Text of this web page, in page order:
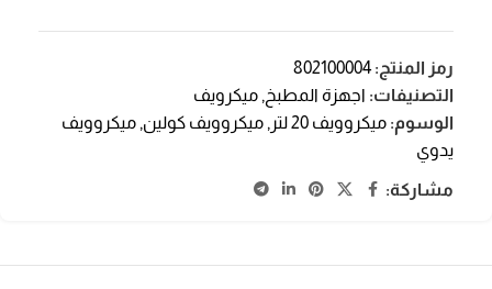
رمز المنتج:802100004
التصنيفات: اجهزة المطبخ , ميكرويف
الوسوم: ميكروويف 20 لتر , ميكروويف كولين, ميكروويف
يدوي
مشاركة: